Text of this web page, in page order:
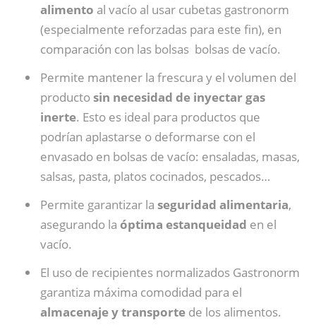
alimento al vacío al usar cubetas gastronorm
(especialmente reforzadas para este fin), en
comparación con las bolsas bolsas de vacío.
Permite mantener la frescura y el volumen del
productosin necesidad de inyectar gas
inerte. Esto es ideal para productos que
podrían aplastarse o deformarse con el
envasado en bolsas de vacío: ensaladas, masas,
salsas, pasta, platos cocinados, pescados…
Permite garantizar la seguridad alimentaria,
asegurando la óptima estanqueidad en el
vacío.
El uso de recipientes normalizados Gastronorm
garantiza máxima comodidad para el
almacenaje y transporte de los alimentos.